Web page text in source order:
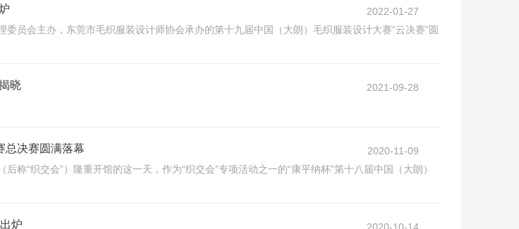
2022-01-27
员会主办，东莞市毛织服装设计师协会承办的第十九届中国（大朗）毛织服装设计大赛“云决赛”圆
晓
2021-09-28
总决赛圆满落幕
2020-11-09
“织交会”）隆重开馆的这一天，作为“织交会”专项活动之一的“康平纳杯”第十八届中国（大朗）
炉